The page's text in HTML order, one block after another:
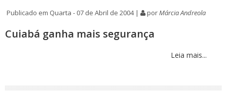
Publicado em Quarta - 07 de Abril de 2004 | porMárcia Andreola
Cuiabá ganha mais segurança
Leia mais...